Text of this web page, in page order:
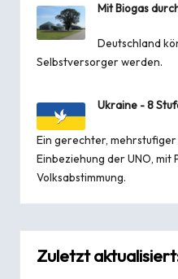
Mit Biogas
Deutschland
Selbstversorger werden.
Ukraine - 8
Ein gerechter,
Einbeziehung der UNO, mit
Volksabstimmung.
Zuletzt